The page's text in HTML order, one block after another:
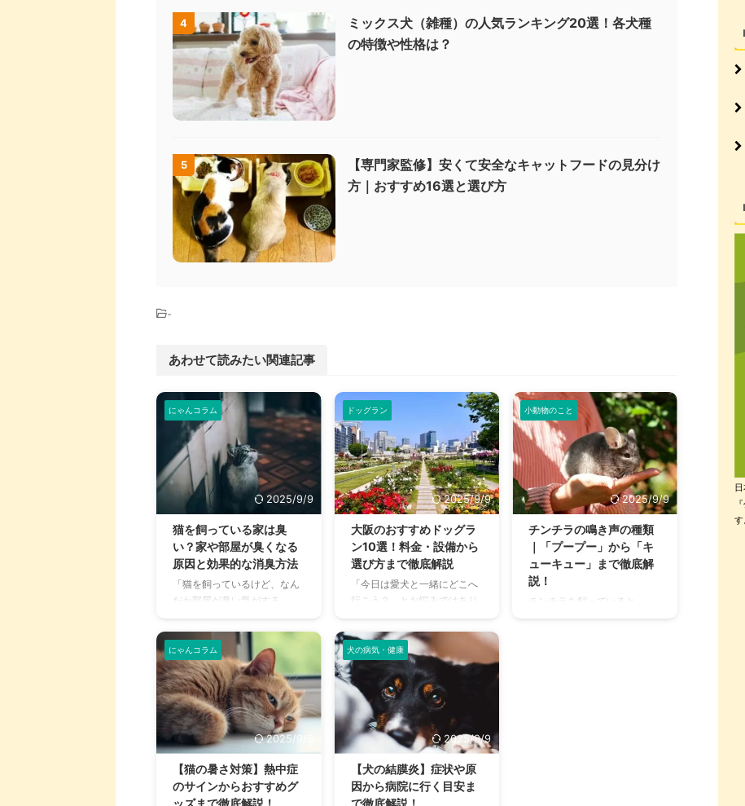
4
ミックス犬（雑種）の人気ランキング20選！各犬種
の特徴や性格は？
5
【専門家監修】安くて安全なキャットフードの見分け
方｜おすすめ16選と選び方
-
あわせて読みたい関連記事
にゃんコラム
2025/9/9
猫を飼っている家は臭
い？家や部屋が臭くなる
原因と効果的な消臭方法
「猫を飼っているけど、なん
だか部屋が臭い気がする…」
そんなお悩みはありません
か？猫との暮らしは幸せで満
ちていますが、独特のにおい
が気になるという飼い主さん
は少なくありません。 特に、
来客時などは「うちのにお
い、大丈夫かな？」と不安に
感じてしまうこともあるでし
ょう。 この記事では、猫のに
おいの原因を根本から突き止
め、トイレ、体、部屋など、
場所別に具体的な消臭対策を
ドッグラン
2025/9/9
大阪のおすすめドッグラ
ン10選！料金・設備から
選び方まで徹底解説
「今日は愛犬と一緒にどこへ
行こう？」とお悩みではあり
ませんか？大阪には、広大な
敷地でのびのびと遊べるドッ
グランから、都心でアクセス
しやすい便利な施設まで、魅
力的なドッグランがたくさん
あります。 しかし、「初めて
ドッグランに行くから不安」
「どの施設が愛犬に合ってい
るかわからない」という方も
多いのではないでしょうか。
この記事では、大阪府内にあ
る人気のドッグランを厳選
小動物のこと
2025/9/9
チンチラの鳴き声の種類
｜「プープー」から「キ
ューキュー」まで徹底解
説！
チンチラを飼っていると、
「プープー」「キューキュ
にゃんコラム
2025/9/9
【猫の暑さ対策】熱中症
のサインからおすすめグ
ッズまで徹底解説！
犬の病気・健康
2025/9/9
【犬の結膜炎】症状や原
因から病院に行く目安ま
で徹底解説！
す